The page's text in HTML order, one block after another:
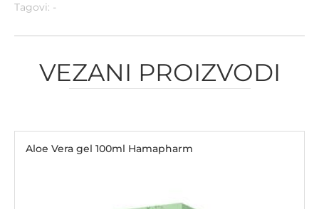
Tagovi: -
VEZANI PROIZVODI
Aloe Vera gel 100ml Hamapharm